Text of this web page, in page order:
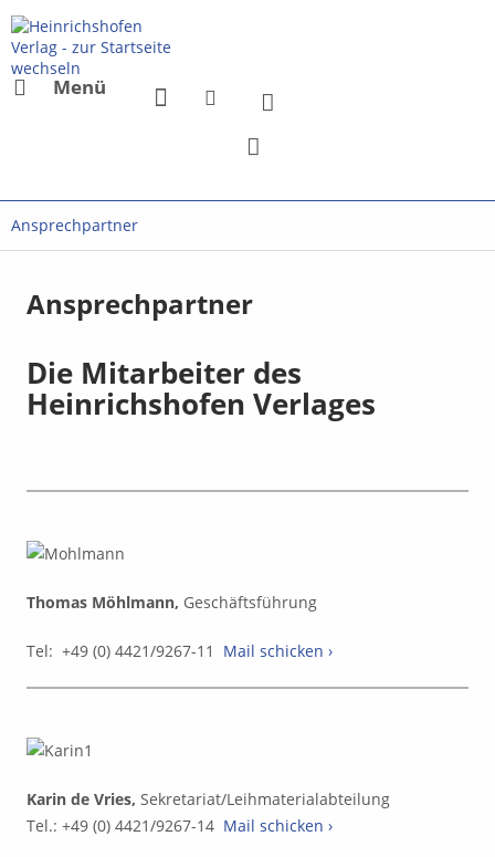
Menü
Ansprechpartner
Ansprechpartner
Die Mitarbeiter des
Heinrichshofen Verlages
Thomas Möhlmann, Geschäftsführung
Tel: +49 (0) 4421/9267-11 Mail schicken ›
Karin de Vries, Sekretariat/Leihmaterialabteilung
Tel.: +49 (0) 4421/9267-14 Mail schicken ›